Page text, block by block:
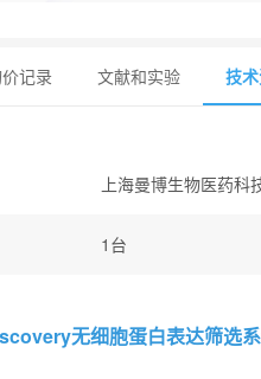
记录 文献和实验 技
上海曼博生物医药科
1台
无细胞蛋白表达筛选